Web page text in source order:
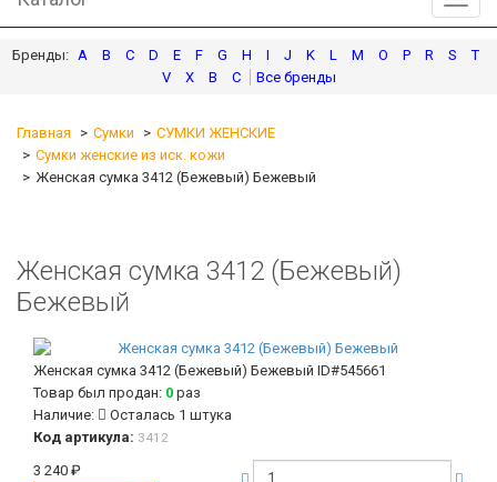
A B C D E F G H I J K L M O P R S
T
V
X В С
Главная Сумки
СУМКИ ЖЕНСКИЕ
Сумки женские из иск. кожи
Женская сумка 3412 (Бежевый) Бежевый
Женская сумка 3412 (Бежевый)
Бежевый
Женская сумка 3412 (Бежевый) Бежевый ID#545661
Товар был продан: 0 раз
Наличие:
Осталась 1 штука
Код артикула: 3412
3 240 ₽